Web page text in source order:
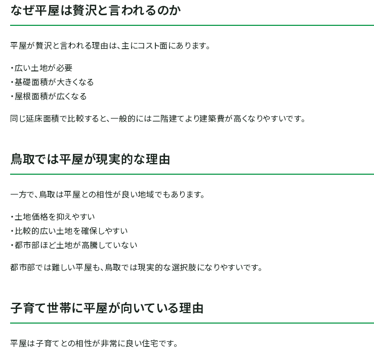
なぜ平屋は贅沢と言われるのか
平屋が贅沢と言われる理由は、主にコスト面にあります。
・広い土地が必要
・基礎面積が大きくなる
・屋根面積が広くなる
同じ延床面積で比較すると、一般的には二階建てより建築費が高くなりやすいです。
鳥取では平屋が現実的な理由
一方で、鳥取は平屋との相性が良い地域でもあります。
・土地価格を抑えやすい
・比較的広い土地を確保しやすい
・都市部ほど土地が高騰していない
都市部では難しい平屋も、鳥取では現実的な選択肢になりやすいです。
子育て世帯に平屋が向いている理由
平屋は子育てとの相性が非常に良い住宅です。